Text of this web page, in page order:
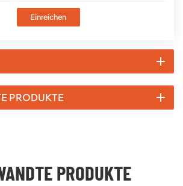
Einreichen
PRODUKTE
PRODUKTE